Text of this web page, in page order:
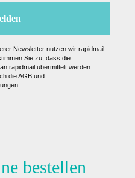
Newsletter nutzen wir rapidmail.
Sie zu, dass die
rapidmail übermittelt werden.
die AGB und
bestellen